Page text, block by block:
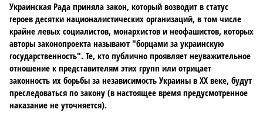
Украинская Рада приняла закон, который возводит в статус
героев десятки националистических организаций, в том числе
крайне левых социалистов, монархистов и неофашистов, которых
авторы законопроекта называют "борцами за украинскую
государственность". Те, кто публично проявляет неуважительное
отношение к представителям этих групп или отрицает
законность их борьбы за независимость Украины в ХХ веке, будут
преследоваться по закону (в настоящее время предусмотренное
наказание не уточняется).